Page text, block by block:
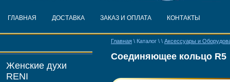
ГЛАВНАЯ ДОСТАВКА ЗАКАЗ И ОПЛАТА КОНТАКТЫ
Женские духи
RENI
Главная \ Каталог \ \ Аксессуары и
Соединяющее кольцо R5